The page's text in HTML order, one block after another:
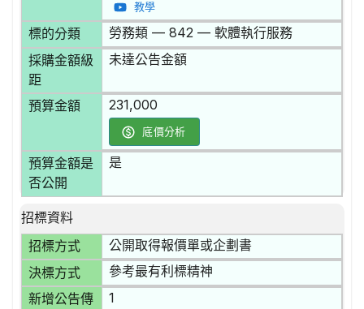
教學
標的分類 勞務類 — 842 — 軟體執行服務
採購金額級
距
未達公告金額
預算金額 231,000
底價分析
預算金額是
否公開
是
招標資料
招標方式
公開取得報價單或企劃書
決標方式 參考最有利標精神
新增公告傳
1